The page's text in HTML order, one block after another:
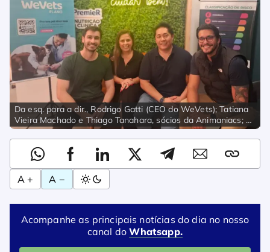
Da esq. para a dir., Rodrigo Gatti (CEO do WeVets); Tatiana
Vieira Machado e Thiago Tanahara, sócios da Animaniacs; e
Lucas Castro, CFO do WeVets| Foto: Divulgação
A + A −
Acompanhe as principais notícias do dia no nosso
canal doWhatsapp.